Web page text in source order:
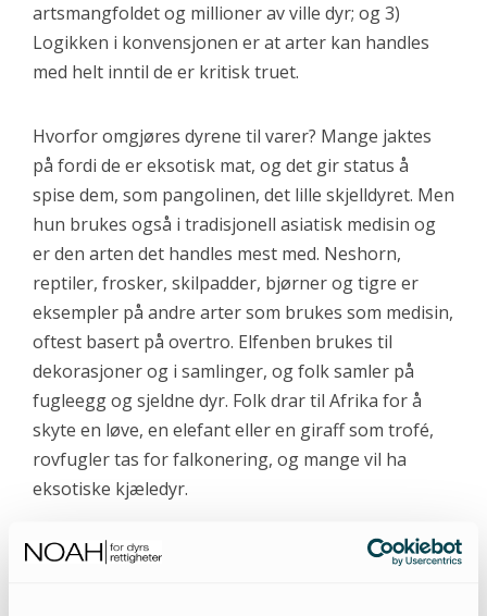
artsmangfoldet og millioner av ville dyr; og 3)
Logikken i konvensjonen er at arter kan handles
med helt inntil de er kritisk truet.
Hvorfor omgjøres dyrene til varer? Mange jaktes
på fordi de er eksotisk mat, og det gir status å
spise dem, som pangolinen, det lille skjelldyret. Men
hun brukes også i tradisjonell asiatisk medisin og
er den arten det handles mest med. Neshorn,
reptiler, frosker, skilpadder, bjørner og tigre er
eksempler på andre arter som brukes som medisin,
oftest basert på overtro. Elfenben brukes til
dekorasjoner og i samlinger, og folk samler på
fugleegg og sjeldne dyr. Folk drar til Afrika for å
skyte en løve, en elefant eller en giraff som trofé,
rovfugler tas for falkonering, og mange vil ha
eksotiske kjæledyr.
Zoologiske hager, som ofte hevder å bevare truede